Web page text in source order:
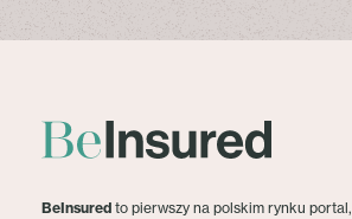
BeInsured to pierwszy na polskim rynku portal,